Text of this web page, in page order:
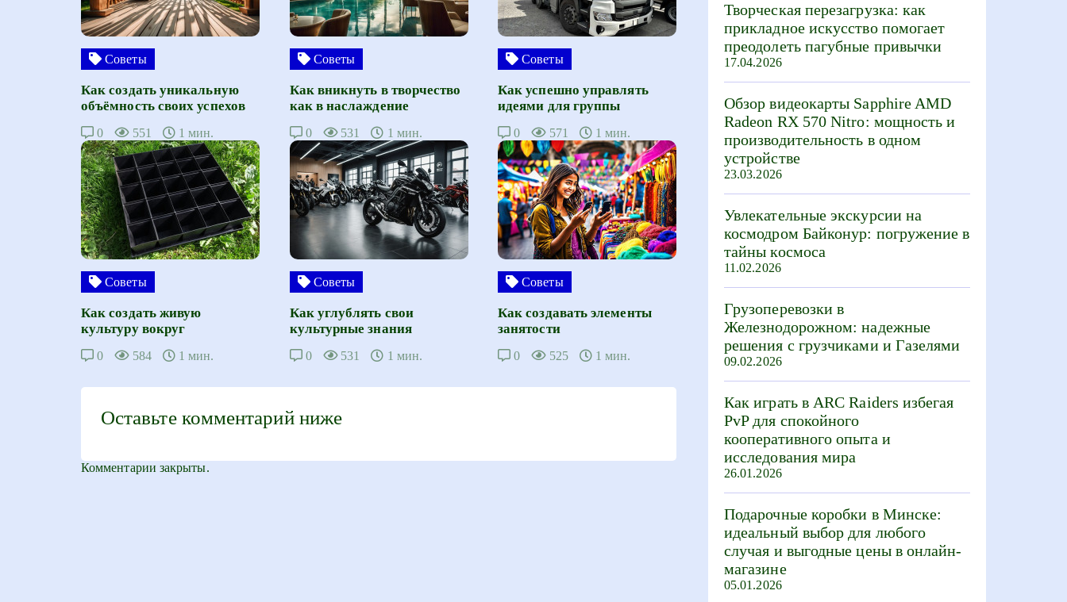
Советы
Как создать уникальную
объёмность своих успехов
0 551 1 мин.
Советы
Как вникнуть в творчество
как в наслаждение
0 531 1 мин.
Советы
Как успешно управлять
идеями для группы
0 571 1 мин.
Советы
Как создать живую
культуру вокруг
0 584 1 мин.
Советы
Как углублять свои
культурные знания
0 531 1 мин.
Советы
Как создавать элементы
занятости
0 525 1 мин.
Оставьте комментарий ниже
Комментарии закрыты.
Творческая перезагрузка: как
прикладное искусство помогает
преодолеть пагубные привычки
17.04.2026
Обзор видеокарты Sapphire AMD
Radeon RX 570 Nitro: мощность и
производительность в одном
устройстве
23.03.2026
Увлекательные экскурсии на
космодром Байконур: погружение в
тайны космоса
11.02.2026
Грузоперевозки в
Железнодорожном: надежные
решения с грузчиками и Газелями
09.02.2026
Как играть в ARC Raiders избегая
PvP для спокойного
кооперативного опыта и
исследования мира
26.01.2026
Подарочные коробки в Минске:
идеальный выбор для любого
случая и выгодные цены в онлайн-
магазине
05.01.2026